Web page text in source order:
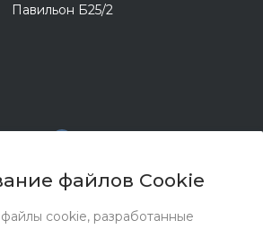
файлов Cookie
cookie, разработанные
Павильон Б25/2